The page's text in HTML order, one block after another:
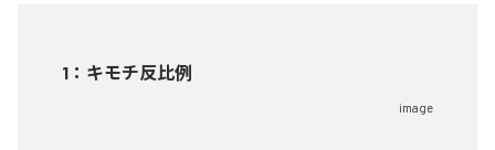
1 ： キモチ反比例
image